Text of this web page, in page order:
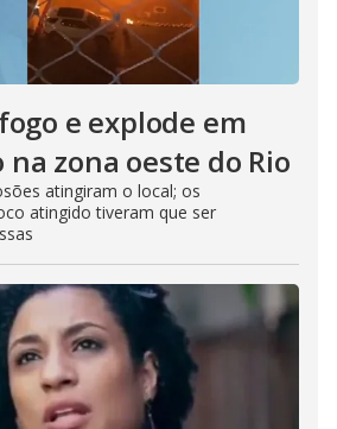
e explode em
zona oeste do Rio
atingiram o local; os
atingido tiveram que ser